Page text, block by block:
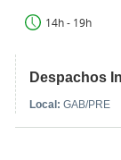
14h - 19h
Despachos
Local: GAB/PRE